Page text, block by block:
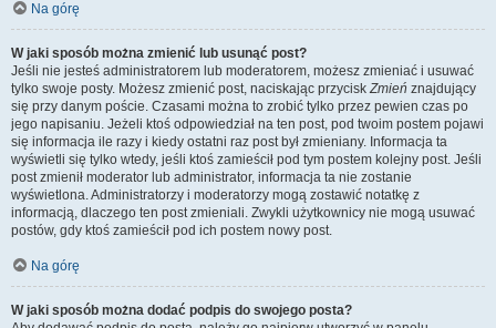
Na górę
W jaki sposób można zmienić lub usunąć post?
Jeśli nie jesteś administratorem lub moderatorem, możesz zmieniać i usuwać
tylko swoje posty. Możesz zmienić post, naciskając przyciskZmień znajdujący
się przy danym poście. Czasami można to zrobić tylko przez pewien czas po
jego napisaniu. Jeżeli ktoś odpowiedział na ten post, pod twoim postem pojawi
się informacja ile razy i kiedy ostatni raz post był zmieniany. Informacja ta
wyświetli się tylko wtedy, jeśli ktoś zamieścił pod tym postem kolejny post. Jeśli
post zmienił moderator lub administrator, informacja ta nie zostanie
wyświetlona. Administratorzy i moderatorzy mogą zostawić notatkę z
informacją, dlaczego ten post zmieniali. Zwykli użytkownicy nie mogą usuwać
postów, gdy ktoś zamieścił pod ich postem nowy post.
Na górę
W jaki sposób można dodać podpis do swojego posta?